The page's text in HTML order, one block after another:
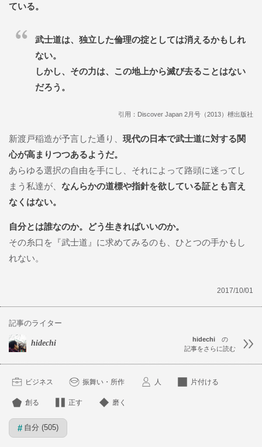
ている。
武士道は、独立した倫理の掟としては消えるかもしれ
ない。
しかし、その力は、この地上から滅び去ることはない
だろう。
引用：Discover Japan 2月号（2013）枻出版社
新渡戸稲造が予言した通り、 現代の日本で武士道に対する関
心が高まりつつあるようだ。
あらゆる選択の自由を手にし、それによって路頭に迷ってし
まう私達が、 なんらかの道標や指針を欲している証とも言え
なくはない。
自分とは誰なのか。どう生きればいいのか。
その糸口を『武士道』に求めてみるのも、ひとつの手かもし
れない。
2017/10/01
記事のライター
hidechi hidechiの
記事をさらに読む
ビジネス 振舞い・所作 人 片付ける
創る 正す 磨く
# 自分 (505)